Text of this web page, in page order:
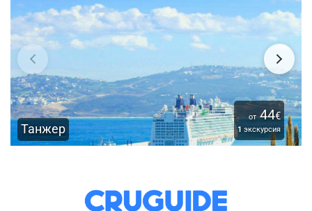
Танжер
от44€
1 экскурсия